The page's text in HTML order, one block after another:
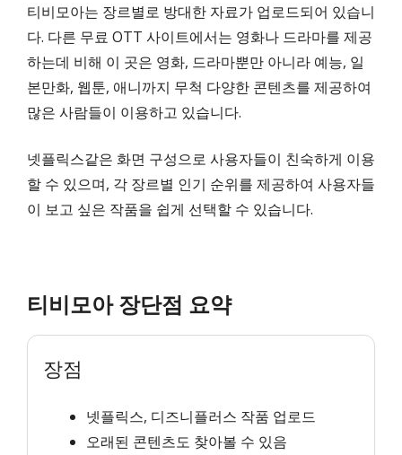
티비모아는 장르별로 방대한 자료가 업로드되어 있습니
다. 다른 무료 OTT 사이트에서는 영화나 드라마를 제공
하는데 비해 이 곳은 영화, 드라마뿐만 아니라 예능, 일
본만화, 웹툰, 애니까지 무척 다양한 콘텐츠를 제공하여
많은 사람들이 이용하고 있습니다.
넷플릭스같은 화면 구성으로 사용자들이 친숙하게 이용
할 수 있으며, 각 장르별 인기 순위를 제공하여 사용자들
이 보고 싶은 작품을 쉽게 선택할 수 있습니다.
티비모아 장단점 요약
장점
넷플릭스, 디즈니플러스 작품 업로드
오래된 콘텐츠도 찾아볼 수 있음